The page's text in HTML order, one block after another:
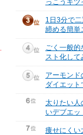
っこうキツ
1日3分で
締める簡単
ごく一般
スト化して
アーモン
ダイエット
太りたい人
いデブエッ
痩せにくい